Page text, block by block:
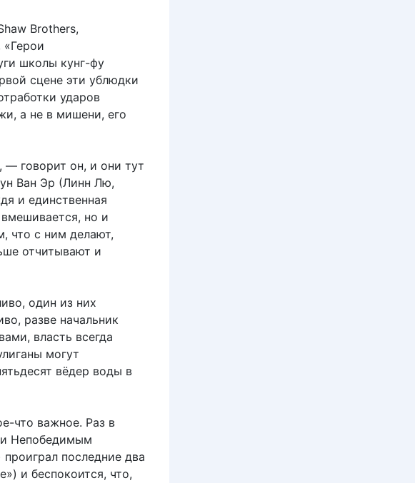
Brothers,
школы кунг-фу
сцене эти ублюдки
ударов
а не в мишени, его
— говорит он, и они тут
Ван Эр (Линн Лю,
и единственная
но и
что с ним делают,
отчитывают и
один из них
разве начальник
власть всегда
могут
вёдер воды в
что важное. Раз в
и Непобедимым
последние два
и беспокоится, что,